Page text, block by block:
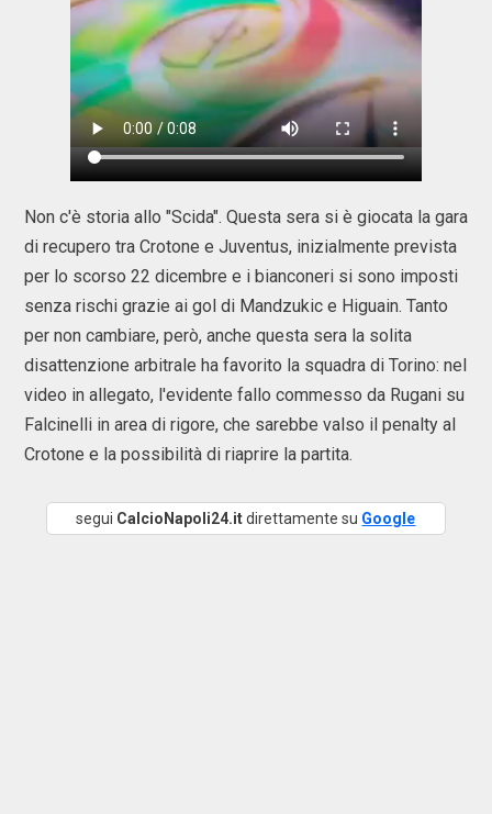
Non c'è storia allo "Scida". Questa sera si è giocata la gara
di recupero tra Crotone e Juventus, inizialmente prevista
per lo scorso 22 dicembre e i bianconeri si sono imposti
senza rischi grazie ai gol di Mandzukic e Higuain. Tanto
per non cambiare, però, anche questa sera la solita
disattenzione arbitrale ha favorito la squadra di Torino: nel
video in allegato, l'evidente fallo commesso da Rugani su
Falcinelli in area di rigore, che sarebbe valso il penalty al
Crotone e la possibilità di riaprire la partita.
segui CalcioNapoli24.itdirettamente su Google